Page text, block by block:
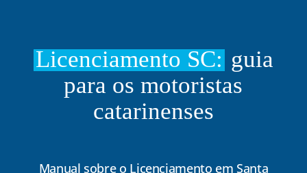
Licenciamento SC: guia
para os motoristas
catarinenses
Manual sobre o Licenciamento em Santa